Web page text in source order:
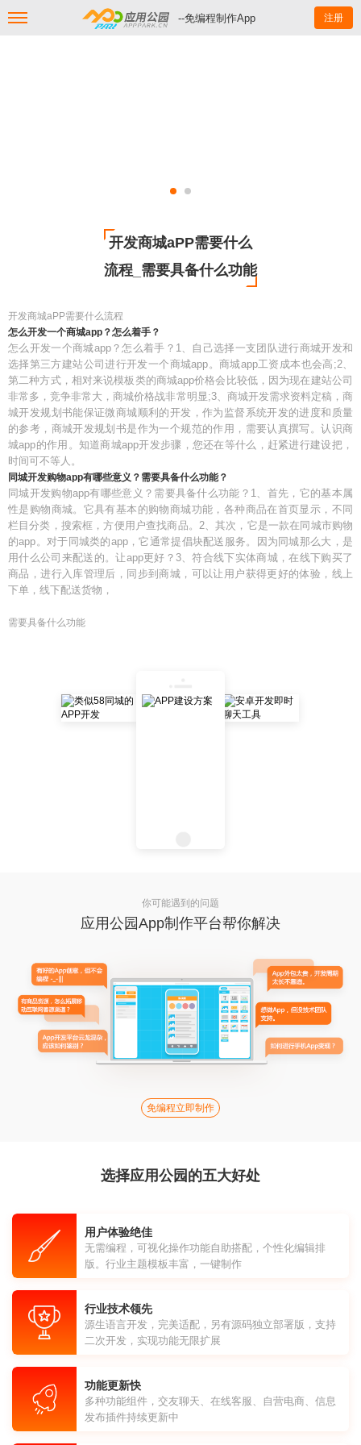
--免编程制作App 注册
开发商城aPP需要什么
流程_需要具备什么功能
开发商城aPP需要什么流程
怎么开发一个商城app？怎么着手？
怎么开发一个商城app？怎么着手？1、自己选择一支团队进行商城开发和
选择第三方建站公司进行开发一个商城app。商城app工资成本也会高;2、
第二种方式，相对来说模板类的商城app价格会比较低，因为现在建站公司
非常多，竞争非常大，商城价格战非常明显;3、商城开发需求资料定稿，商
城开发规划书能保证微商城顺利的开发，作为监督系统开发的进度和质量
的参考，商城开发规划书是作为一个规范的作用，需要认真撰写。认识商
城app的作用。知道商城app开发步骤，您还在等什么，赶紧进行建设把，
时间可不等人。
同城开发购物app有哪些意义？需要具备什么功能？
同城开发购物app有哪些意义？需要具备什么功能？1、首先，它的基本属
性是购物商城。它具有基本的购物商城功能，各种商品在首页显示，不同
栏目分类，搜索框，方便用户查找商品。2、其次，它是一款在同城市购物
的app。对于同城类的app，它通常提倡块配送服务。因为同城那么大，是
用什么公司来配送的。让app更好？3、符合线下实体商城，在线下购买了
商品，进行入库管理后，同步到商城，可以让用户获得更好的体验，线上
下单，线下配送货物，
需要具备什么功能
你可能遇到的问题
应用公园App制作平台帮你解决
免编程立即制作
选择应用公园的五大好处
用户体验绝佳
无需编程，可视化操作功能自助搭配，个性化编辑排
版。行业主题模板丰富，一键制作
行业技术领先
源生语言开发，完美适配，另有源码独立部署版，支持
二次开发，实现功能无限扩展
功能更新快
多种功能组件，交友聊天、在线客服、自营电商、信息
发布插件持续更新中